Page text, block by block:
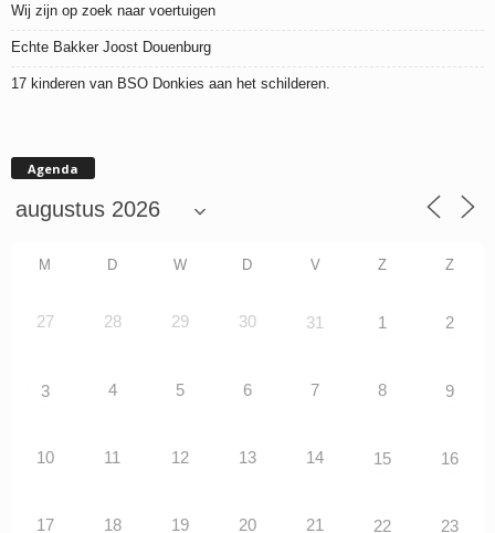
Wij zijn op zoek naar voertuigen
Echte Bakker Joost Douenburg
17 kinderen van BSO Donkies aan het schilderen.
Agenda
M D W D V Z Z
27 28 29 30 31 1 2
3 4 5 6 7 8 9
10 11 12 13 14 15 16
17 18 19 20 21 22 23